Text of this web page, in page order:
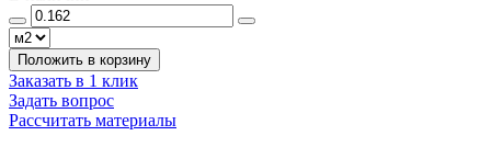
Положить в корзину
Заказать в 1 клик
Задать вопрос
Рассчитать материалы